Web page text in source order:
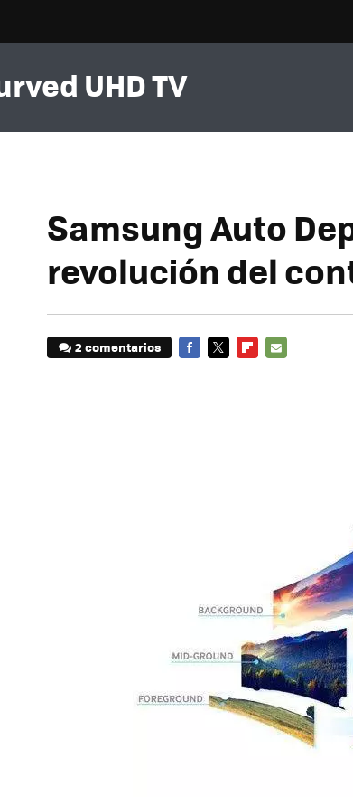
UHD TV
Samsung Auto
revolución del
2 comentarios